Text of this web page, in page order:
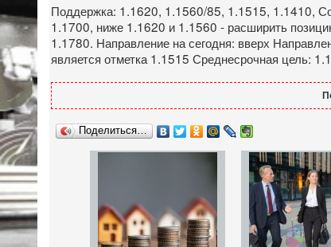
Поддержка: 1.1620, 1.1560/85, 1.1515, 1.1410,
1.1700, ниже 1.1620 и 1.1560 - расширить
1.1780. Направление на сегодня: вверх
является отметка 1.1515 Среднесрочная цель:
Поделиться…